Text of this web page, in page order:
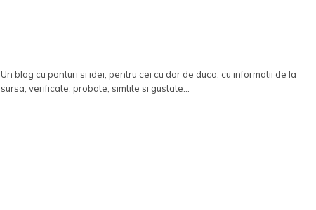
Un blog cu ponturi si idei, pentru cei cu dor de duca, cu informatii de la
sursa, verificate, probate, simtite si gustate...